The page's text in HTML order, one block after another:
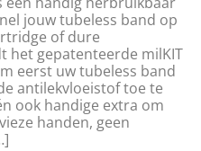
jouw tubeless band op
of dure
het gepatenteerde milKIT
eerst uw tubeless band
antilekvloeistof toe te
ook handige extra om
handen, geen